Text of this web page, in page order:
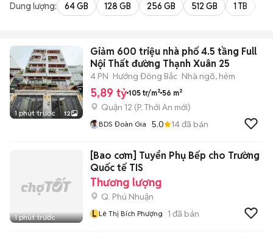
Dung lượng: 64 GB 128 GB 256 GB 512 GB 1 TB
1 phút trước 12
Giảm 600 triệu nhà phố 4.5 tầng Full
Nội Thất đường Thạnh Xuân 25
4 PN Hướng Đông Bắc Nhà ngõ, hẻm
5,89 tỷ 105 tr/m² 56 m²
Quận 12 (P. Thới An mới)
BDS Đoàn Gia 5.0 14đã bán
1 phút trước
[Bao cơm] Tuyển Phụ Bếp cho Trường
Quốc tế TIS
Thương lượng
Q. Phú Nhuận
L Lê Thị Bích Phượng 1 đã bán